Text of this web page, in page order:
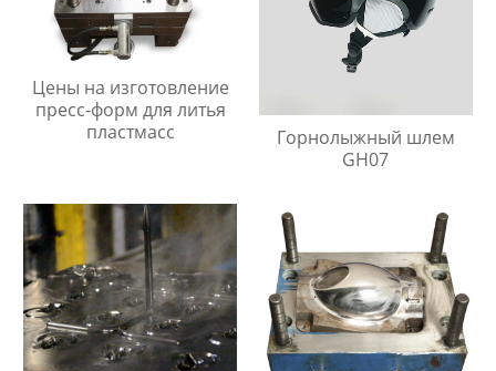
Цены на изготовление
пресс-форм для литья
пластмасс
Горнолыжный шлем
GH07